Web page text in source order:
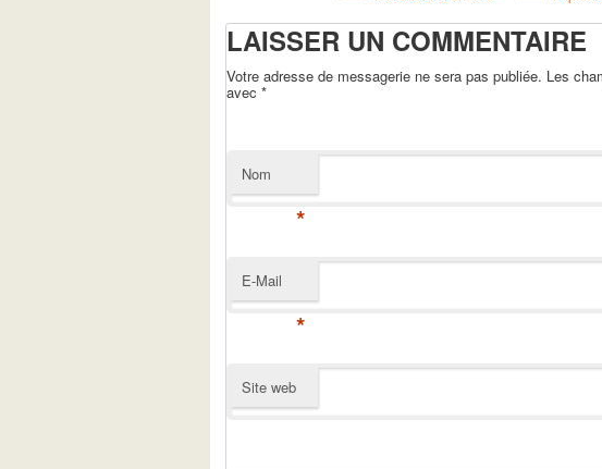
LAISSER UN COMMENTAIRE
Votre adresse de messagerie ne sera pas publiée. Les
avec *
Nom
*
E-Mail
*
Site web